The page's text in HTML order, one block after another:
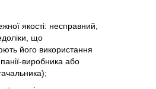
якості: несправний,
що
його використання
виробника або